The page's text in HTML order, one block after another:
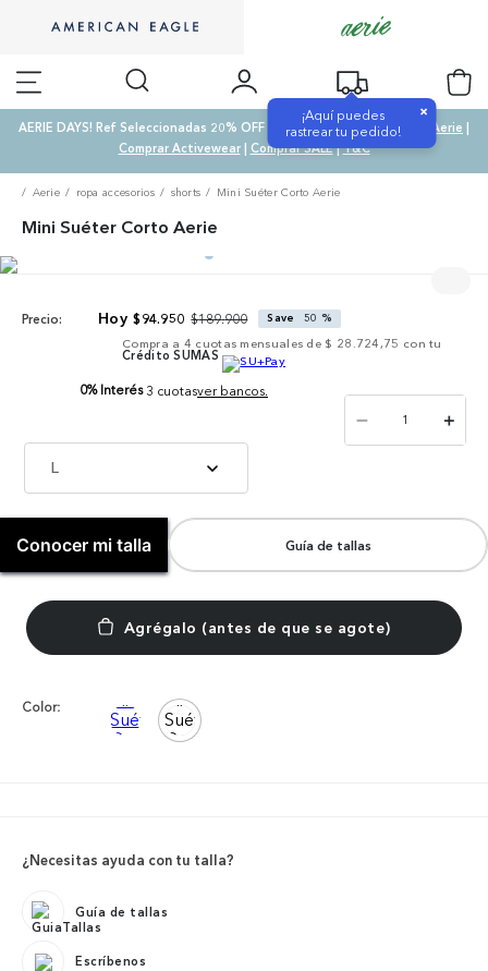
¡Aquí puedes
rastrear tu pedido!
×
AERIE DAYS! Ref Seleccionadas 20% OFF & SALE 50% OFF |Comprar Aerie |
Comprar Activewear| Comprar SALE|T&C
Aerie ropa accesorios shorts Mini Suéter Corto Aerie
Mini Suéter Corto Aerie
Precio: $94.950 $189.900 Save 50 %
Compra a 4 cuotas mensuales de $ 28.724,75 con tu
Crédito SUMAS
0% Interés 3 cuotasver bancos.
L
＋
－
Conocer mi talla Guía de tallas
Color:
¿Necesitas ayuda con tu talla?
Guía de tallas
Escríbenos